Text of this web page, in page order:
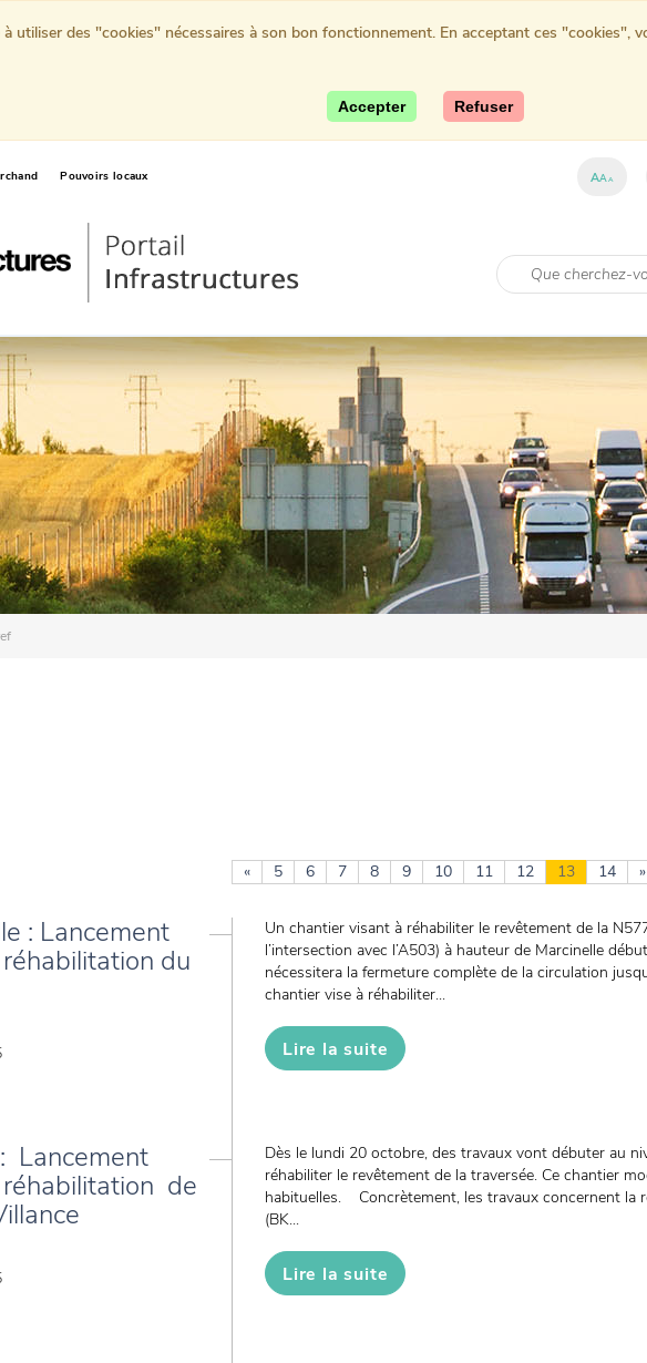
Pouvoirs locaux AAA
« 5 6 7 8 9 10 11 12 13 14 »
: Lancement
du
Un chantier visant à réhabiliter le revêtement de la
l’intersection avec l’A503) à hauteur de Marcinelle
nécessitera la fermeture complète de la circulation
chantier vise à réhabiliter...
Lire la suite
Lancement
réhabilitation de
Dès le lundi 20 octobre, des travaux vont débuter au
réhabiliter le revêtement de la traversée. Ce chantier
habituelles. Concrètement, les travaux concernent la
(BK...
Lire la suite
utiliser des "cookies" nécessaires à son bon fonctionnement. En acceptant ces "cookies",
Accepter Refuser